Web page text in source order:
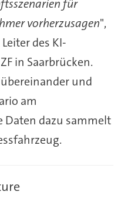
für
vorherzusagen",
des KI-
in Saarbrücken.
und
am
Daten dazu sammelt